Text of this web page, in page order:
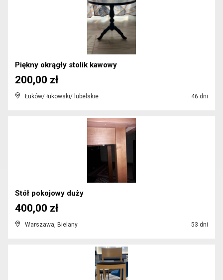
Piękny okrągły stolik kawowy
Łuków/ łukowski/ lubelskie 46 dni
200,00 zł
Stół pokojowy duży
Warszawa, Bielany 53 dni
400,00 zł